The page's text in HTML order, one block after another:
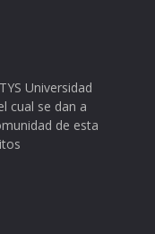
Universidad
cual se dan a
de esta